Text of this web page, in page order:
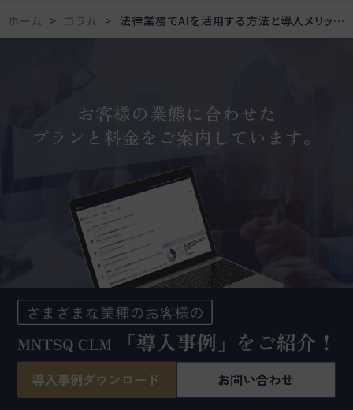
ホーム コラム 法律業務でAIを活用する方法と導入メリット｜AI新法対応で安全に使うポイントも解説
お客様の業態に合わせた
プランと料金をご案内しています。
「自社の業態でも導入できるか」「サービス仕様詳細」
「コスト」など、
まずはお気軽にお問い合わせください。貴